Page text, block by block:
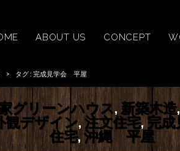
ABOUT US CONCEPT
> タグ : 完成見学会 平屋
グリーンハウス, 新築木造
観デザイン,注文住宅, 完
住宅,沖縄 平屋